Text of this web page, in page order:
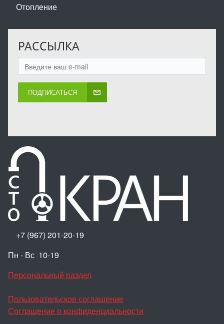
Отопление
РАССЫЛКА
ПОДПИСАТЬСЯ
+7 (967) 201-20-19
Пн - Вс 10-19
Персональный раздел
Пользовательское соглашение
Соглашение о конфиденциальности